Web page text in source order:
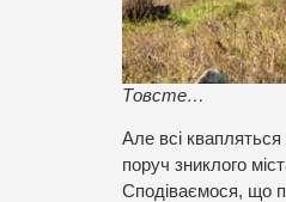
Товсте…
Але всі квапляться
поруч зниклого
Сподіваємося, що